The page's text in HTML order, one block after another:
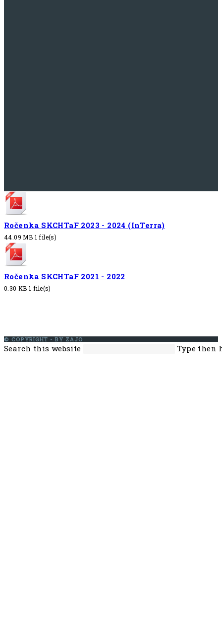
Ročenka SKCHTaF 2023 - 2024 (InTerra)
44.09 MB 1 file(s)
Ročenka SKCHTaF 2021 - 2022
0.30 KB1 file(s)
© COPYRIGHT - BY ZAJO
Search this website Type then